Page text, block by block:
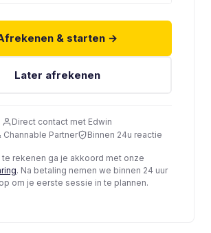
& starten →
Later afrekenen
Direct contact met Edwin
Channable Partner
Binnen 24u reactie
te rekenen ga je akkoord met onze
. Na betaling nemen we binnen 24 uur
om je eerste sessie in te plannen.